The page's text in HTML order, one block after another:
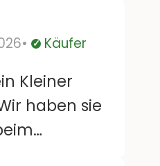
Verifiziert
Käufer
Kleiner
haben sie